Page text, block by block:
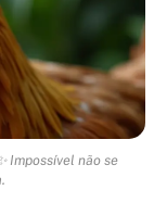
Impossível não se